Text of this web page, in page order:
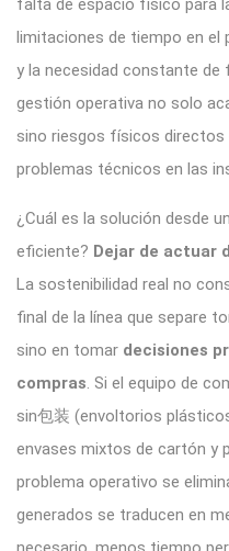
falta de espacio físico para
limitaciones de tiempo en el
y la necesidad constante de
gestión operativa no solo
sino riesgos físicos directos
problemas técnicos en las
¿Cuál es la solución desde
eficiente? Dejar de actuar
La sostenibilidad real no
final de la línea que separe
sino en tomar decisiones
compras. Si el equipo de
sin包装 (envoltorios
envases mixtos de cartón y
problema operativo se
generados se traducen en